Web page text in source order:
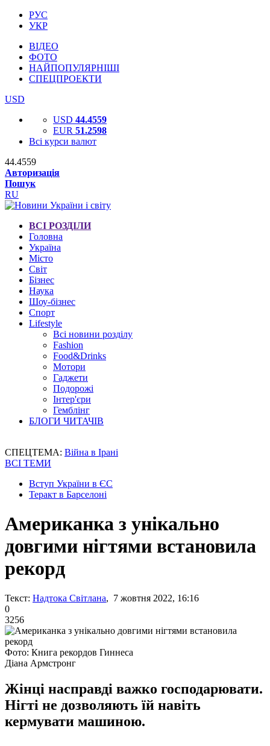
РУС
УКР
ВІДЕО
ФОТО
НАЙПОПУЛЯРНІШІ
СПЕЦПРОЕКТИ
USD
USD 44.4559
EUR 51.2598
Всі курси валют
44.4559
Авторизація
Пошук
RU
ВСІ РОЗДІЛИ
Головна
Україна
Місто
Світ
Бізнес
Наука
Шоу-бізнес
Спорт
Lifestyle
Всі новини розділу
Fashion
Food&Drinks
Мотори
Гаджети
Подорожі
Інтер'єри
Гемблінг
БЛОГИ ЧИТАЧІВ
СПЕЦТЕМА: Війна в Ірані
ВСІ ТЕМИ
Вступ України в ЄС
Теракт в Барселоні
Американка з унікально
довгими нігтями встановила
рекорд
Текст: Надтока Світлана, 7 жовтня 2022, 16:16
0
3256
Фото: Книга рекордов Гиннеса
Діана Армстронг
Жінці насправді важко господарювати.
Нігті не дозволяють їй навіть
кермувати машиною.